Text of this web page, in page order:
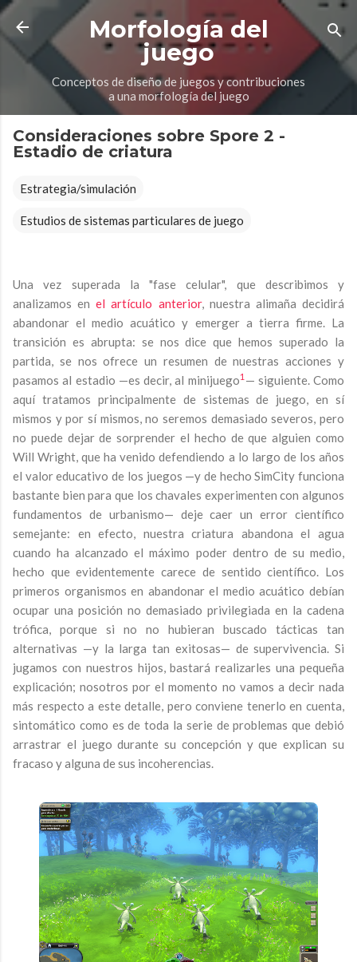
Ir al contenido principal
Morfología del
juego
Conceptos de diseño de juegos y contribuciones
a una morfología del juego
Consideraciones sobre Spore 2 -
Estadio de criatura
Estrategia/simulación
Estudios de sistemas particulares de juego
Una vez superada la "fase celular", que describimos y
analizamos enel artículo anterior, nuestra alimaña decidirá
abandonar el medio acuático y emerger a tierra firme. La
transición es abrupta: se nos dice que hemos superado la
partida, se nos ofrece un resumen de nuestras acciones y
pasamos al estadio —es decir, al minijuego1 — siguiente. Como
aquí tratamos principalmente de sistemas de juego, en sí
mismos y por sí mismos, no seremos demasiado severos, pero
no puede dejar de sorprender el hecho de que alguien como
Will Wright, que ha venido defendiendo a lo largo de los años
el valor educativo de los juegos —y de hecho SimCity funciona
bastante bien para que los chavales experimenten con algunos
fundamentos de urbanismo— deje caer un error científico
semejante: en efecto, nuestra criatura abandona el agua
cuando ha alcanzado el máximo poder dentro de su medio,
hecho que evidentemente carece de sentido científico. Los
primeros organismos en abandonar el medio acuático debían
ocupar una posición no demasiado privilegiada en la cadena
trófica, porque si no no hubieran buscado tácticas tan
alternativas —y la larga tan exitosas— de supervivencia. Si
jugamos con nuestros hijos, bastará realizarles una pequeña
explicación; nosotros por el momento no vamos a decir nada
más respecto a este detalle, pero conviene tenerlo en cuenta,
sintomático como es de toda la serie de problemas que debió
arrastrar el juego durante su concepción y que explican su
fracaso y alguna de sus incoherencias.